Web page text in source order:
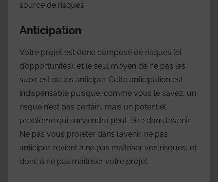
source de risques.
Anticipation
Votre projet est donc composé de risques (et
d’opportunités), et le seul moyen de ne pas les
subir est de les anticiper. Cette anticipation est
indispensable puisque, comme vous le savez, un
risque n’est pas certain, mais un potentiel
problème qui surviendra peut-être dans l’avenir.
Ne pas vous projeter dans l’avenir, ne pas
anticiper, revient à ne pas maîtriser vos risques, et
donc à ne pas maîtriser votre projet.